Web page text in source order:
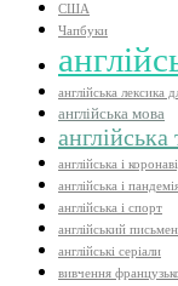
США
Чапбуки
англійська лексика
англійська мова
англійська
англійська і
англійська і
англійська і спорт
англійський
англійські серіали
вивчення